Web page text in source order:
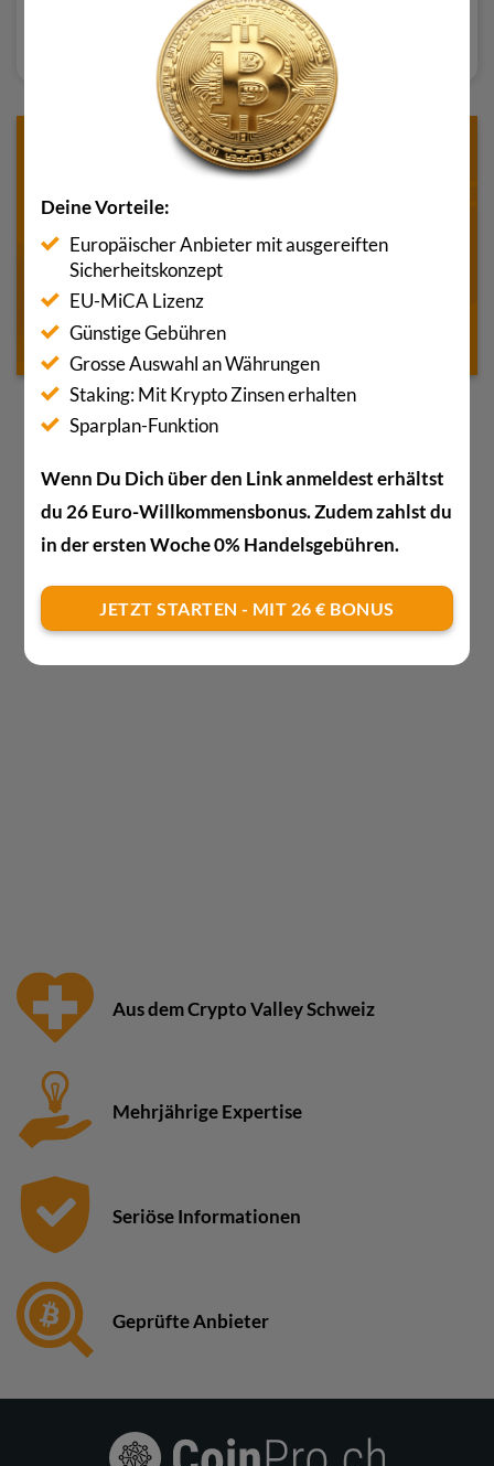
Bewertung lesen
Aus dem Crypto Valley Schweiz
Mehrjährige Expertise
Seriöse Informationen
Geprüfte Anbieter
Deine Vorteile:
Europäischer Anbieter mit ausgereiften
Sicherheitskonzept
EU-MiCA Lizenz
Günstige Gebühren
Grosse Auswahl an Währungen
Staking: Mit Krypto Zinsen erhalten
Sparplan-Funktion
Wenn Du Dich über den Link anmeldest erhältst
du 26 Euro-Willkommensbonus. Zudem zahlst du
in der ersten Woche 0% Handelsgebühren.
JETZT STARTEN - MIT 26 € BONUS